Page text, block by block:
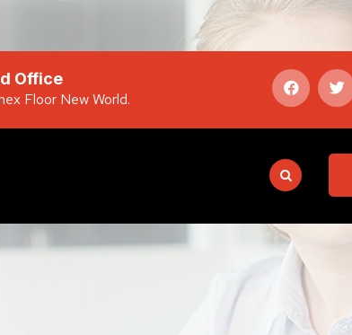
Office
Floor New World.